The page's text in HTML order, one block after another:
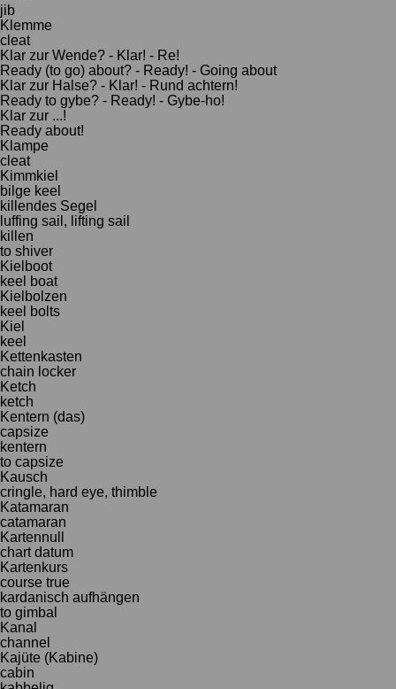
jib
Klemme
cleat
Klar zur Wende? - Klar! - Re!
Ready (to go) about? - Ready! - Going about
Klar zur Halse? - Klar! - Rund achtern!
Ready to gybe? - Ready! - Gybe-ho!
Klar zur ...!
Ready about!
Klampe
cleat
Kimmkiel
bilge keel
killendes Segel
luffing sail, lifting sail
killen
to shiver
Kielboot
keel boat
Kielbolzen
keel bolts
Kiel
keel
Kettenkasten
chain locker
Ketch
ketch
Kentern (das)
capsize
kentern
to capsize
Kausch
cringle, hard eye, thimble
Katamaran
catamaran
Kartennull
chart datum
Kartenkurs
course true
kardanisch aufhängen
to gimbal
Kanal
channel
Kajüte (Kabine)
cabin